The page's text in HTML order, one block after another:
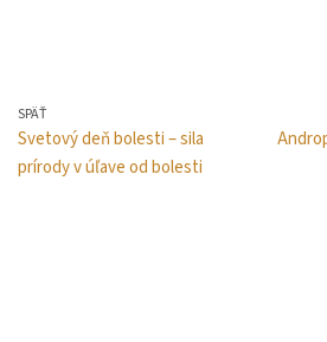
SPÄŤ
Svetový deň bolesti – sila
prírody v úľave od bolesti